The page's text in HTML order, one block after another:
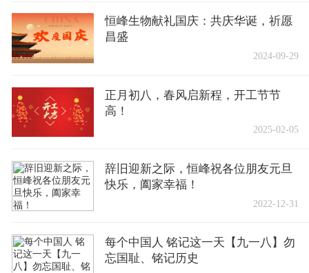
恒峰生物献礼国庆：共庆华诞，祈愿
昌盛
2024-09-29
正月初八，春风启新程，开工节节
高！
2025-02-05
辞旧迎新之际，恒峰祝各位朋友元旦
快乐，阖家幸福！
2022-12-31
每个中国人 铭记这一天【九一八】勿
忘国耻、铭记历史